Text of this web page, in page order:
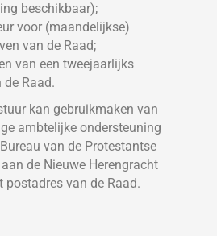
beschikbaar);
voor (maandelijkse)
van de Raad;
van een tweejaarlijks
Raad.
kan gebruikmaken van
ambtelijke ondersteuning
van de Protestantse
de Nieuwe Herengracht
postadres van de Raad.